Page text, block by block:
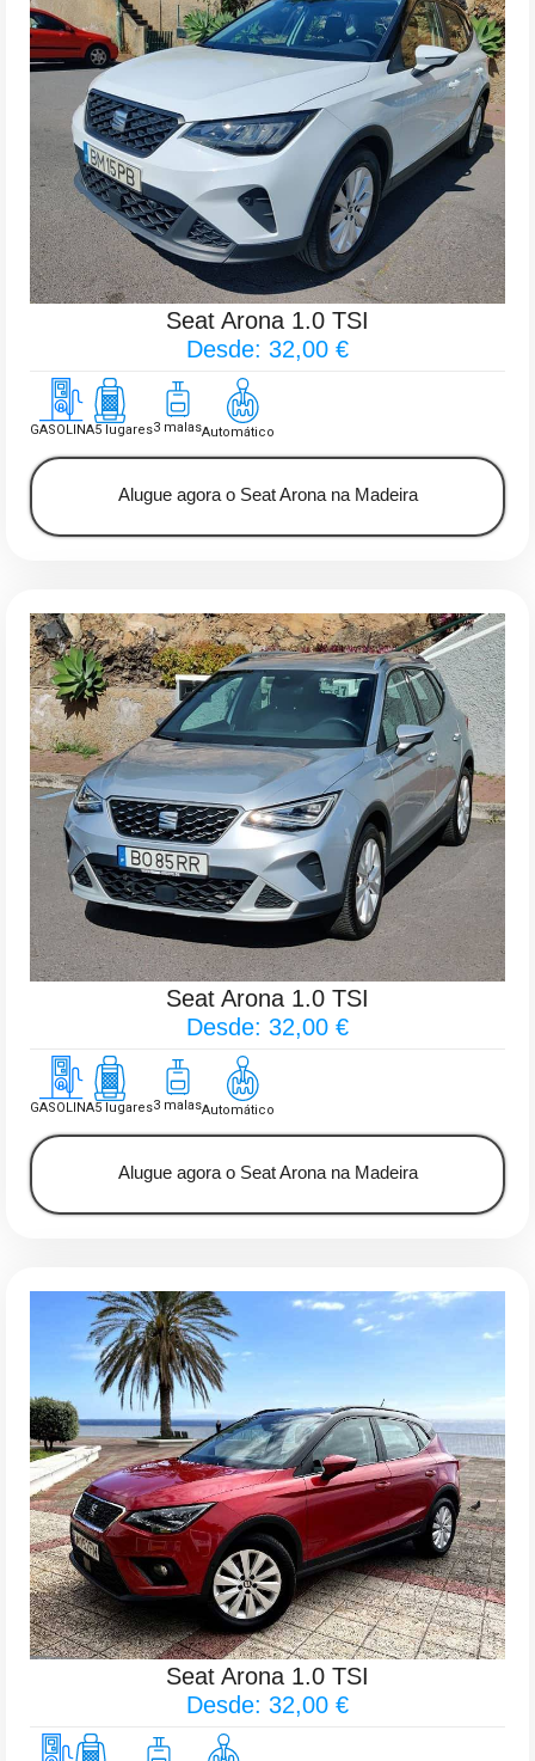
Seat Arona 1.0 TSI
Desde: 32,00 €
GASOLINA5 lugares3 malasAutomático
Alugue agora o Seat Arona na Madeira
Seat Arona 1.0 TSI
Desde: 32,00 €
GASOLINA5 lugares3 malasAutomático
Alugue agora o Seat Arona na Madeira
Seat Arona 1.0 TSI
Desde: 32,00 €